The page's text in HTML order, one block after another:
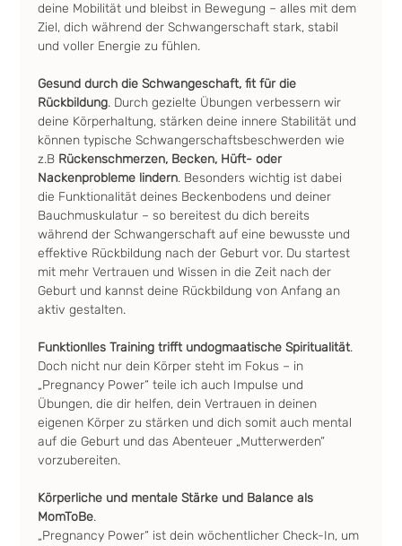
deine Mobilität und bleibst in Bewegung – alles mit dem
Ziel, dich während der Schwangerschaft stark, stabil
und voller Energie zu fühlen.
Gesund durch die Schwangeschaft, fit für die
Rückbildung. Durch gezielte Übungen verbessern wir
deine Körperhaltung, stärken deine innere Stabilität und
können typische Schwangerschaftsbeschwerden wie
z.B Rückenschmerzen, Becken, Hüft- oder
Nackenprobleme lindern. Besonders wichtig ist dabei
die Funktionalität deines Beckenbodens und deiner
Bauchmuskulatur – so bereitest du dich bereits
während der Schwangerschaft auf eine bewusste und
effektive Rückbildung nach der Geburt vor. Du startest
mit mehr Vertrauen und Wissen in die Zeit nach der
Geburt und kannst deine Rückbildung von Anfang an
aktiv gestalten.
Funktionlles Training trifft undogmaatische Spiritualität.
Doch nicht nur dein Körper steht im Fokus – in
„Pregnancy Power“ teile ich auch Impulse und
Übungen, die dir helfen, dein Vertrauen in deinen
eigenen Körper zu stärken und dich somit auch mental
auf die Geburt und das Abenteuer „Mutterwerden“
vorzubereiten.
Körperliche und mentale Stärke und Balance als
MomToBe.
„Pregnancy Power“ ist dein wöchentlicher Check-In, um